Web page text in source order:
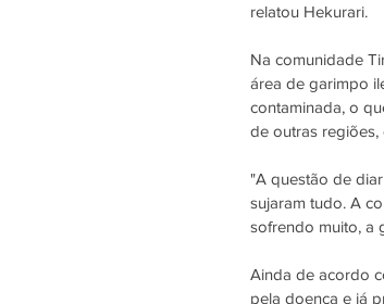
relatou Hekurari.
Na comunidade
área de garimpo
contaminada, o
de outras regiões,
"A questão de
sujaram tudo. A
sofrendo muito, a
Ainda de acordo
pela doença e já